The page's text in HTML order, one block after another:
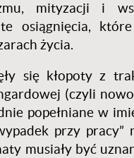
mityzacji i
osiągnięcia,
życia.
się kłopoty z
(czyli
popełniane w
przy pracy”
musiały być